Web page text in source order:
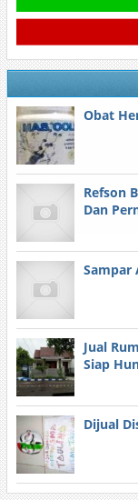
Obat
Refson
Dan
Sampar
Jual
Siap
Dijual